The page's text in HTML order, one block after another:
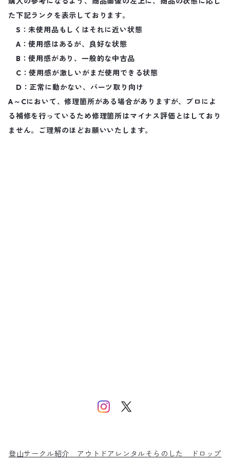
た下記ランクを表示しております。
S：未使用品もしくはそれに近い状態
A：使用感はあるが、良好な状態
B：使用感があり、一般的な中古品
C：使用感が激しいがまだ使用できる状態
D：正常に動かない、パーツ取り向け
A～Cにおいて、修理箇所がある場合がありますが、プロによ
る補修を行っているため修理箇所はマイナス評価とはしており
ません。ご理解のほどお願いいたします。
登山サークル紹介 アウトドアレンタルそらのした ドロップ